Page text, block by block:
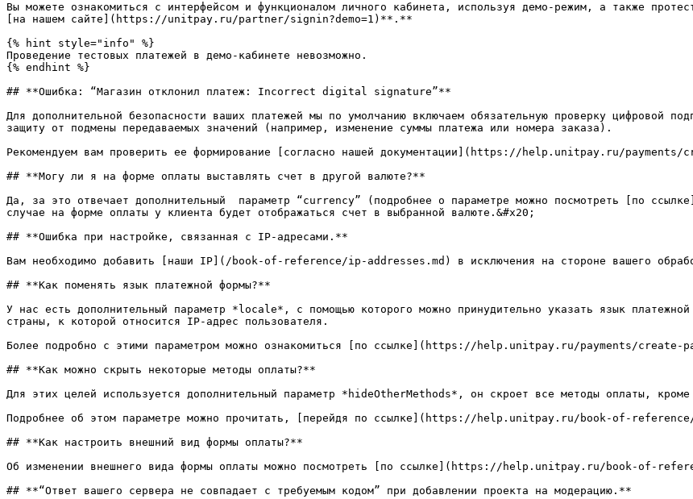
Вы можете ознакомиться с интерфейсом и функционалом личного кабинета, используя демо-режим, а также
[на нашем сайте](https://unitpay.ru/partner/signin?demo=1)**.**
{% hint style="info" %}
Проведение тестовых платежей в демо-кабинете невозможно.
{% endhint %}
## **Ошибка: “Магазин отклонил платеж: Incorrect digital signature”**
Для дополнительной безопасности ваших платежей мы по умолчанию включаем обязательную проверку цифровой
защиту от подмены передаваемых значений (например, изменение суммы платежа или номера заказа).
Рекомендуем вам проверить ее формирование [согласно нашей документации](https://help.unitpay.ru/
## **Могу ли я на форме оплаты выставлять счет в другой валюте?**
Да, за это отвечает дополнительный  параметр “currency” (подробнее о параметре можно посмотреть [по
случае на форме оплаты у клиента будет отображаться счет в выбранной валюте.&#x20;
## **Ошибка при настройке, связанная с IP-адресами.**
Вам необходимо добавить [наши IP](/book-of-reference/ip-addresses.md) в исключения на стороне вашего
## **Как поменять язык платежной формы?**
У нас есть дополнительный параметр *locale*, с помощью которого можно принудительно указать язык
страны, к которой относится IP-адрес пользователя.
Более подробно с этими параметром можно ознакомиться [по ссылке](https://help.unitpay.ru/payments/create-
## **Как можно скрыть некоторые методы оплаты?**
Для этих целей используется дополнительный параметр *hideOtherMethods*, он скроет все методы оплаты, кроме
Подробнее об этом параметре можно прочитать, [перейдя по ссылке](https://help.unitpay.ru/book-of-
## **Как настроить внешний вид формы оплаты?**
Об изменении внешнего вида формы оплаты можно посмотреть [по ссылке](https://help.unitpay.ru/book-of-
## **“Ответ вашего сервера не совпадает с требуемым кодом” при добавлении проекта на модерацию.**